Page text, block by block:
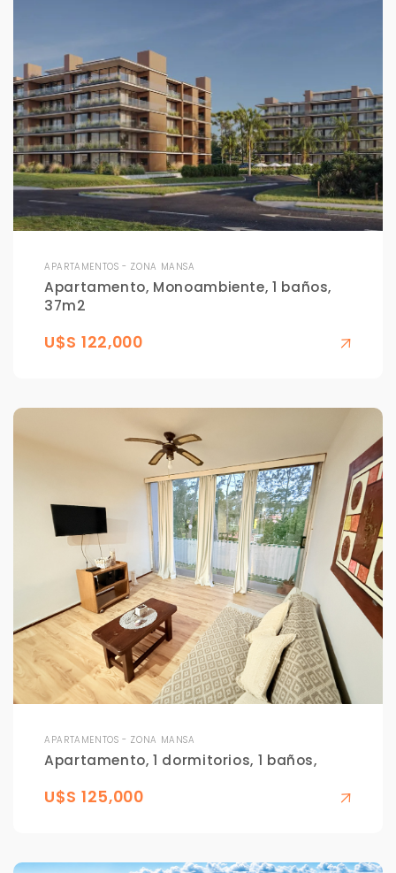
APARTAMENTOS - ZONA MANSA
Apartamento, Monoambiente, 1 baños,
37m2
U$S 122,000
APARTAMENTOS - ZONA MANSA
Apartamento, 1 dormitorios, 1 baños,
U$S 125,000